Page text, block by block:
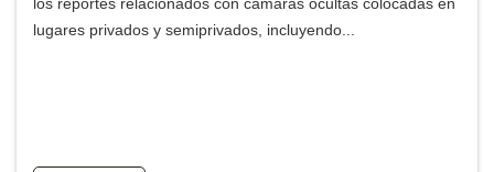
lugares privados y semiprivados, incluyendo...